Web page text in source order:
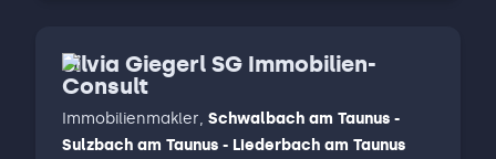
Silvia Giegerl SG Immobilien-
Consult
Immobilienmakler, Schwalbach am Taunus -
Sulzbach am Taunus - Liederbach am Taunus